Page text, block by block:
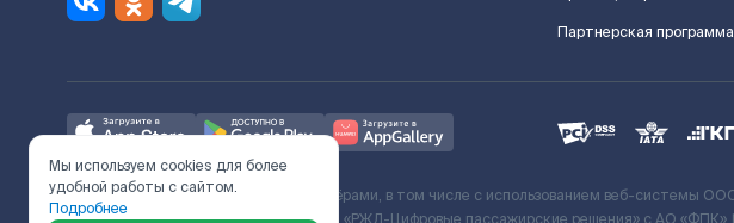
Партнерская программа
Ж/Д билеты предоставляются партнёрами, в том числе с использованием веб-системы
Мы используем cookies для более
удобной работы с сайтом.
Подробнее